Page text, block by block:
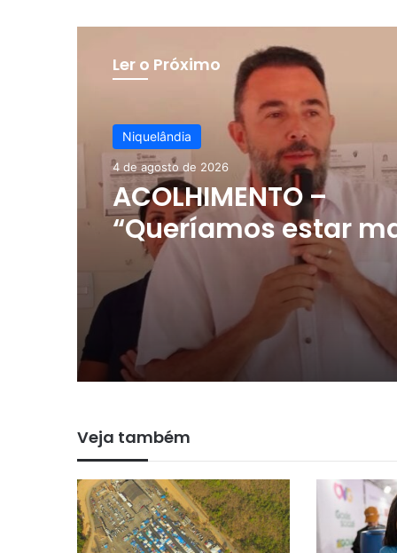
Ler o Próximo
Niquelândia
4 de agosto de 2026
ACOLHIMENTO –
“Queríamos estar
próximos das
afirma primeira-
Niquelândia após
do ‘Prefeitura em
povoados Faz Tudo e
Quebra Linha
Veja também